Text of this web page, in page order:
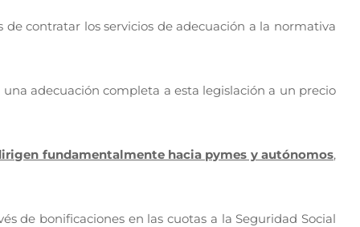
contratar los servicios de adecuación a la normativa
adecuación completa a esta legislación a un precio
fundamentalmente hacia pymes y autónomos,
de bonificaciones en las cuotas a la Seguridad Social